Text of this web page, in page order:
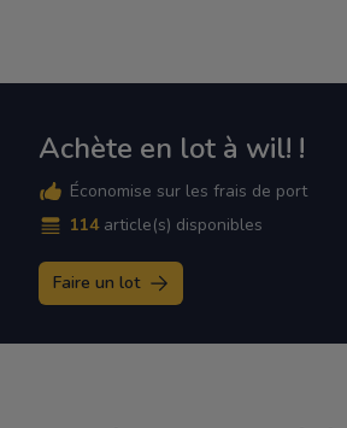
Achète en lot à wil! !
Économise sur les frais de port
114 article(s) disponibles
Faire un lot